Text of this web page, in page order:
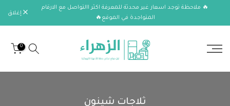
الانتقال🔥 ملاحظة توجد اسعار غير محدثة للمعرفة اكثر االتواصل مع الارقام
المتواجدة في الموقع🔥
إغلاق
0
ثلاجات شينون